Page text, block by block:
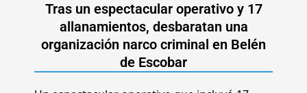
Tras un espectacular operativo y 17
allanamientos, desbaratan una
organización narco criminal en Belén
de Escobar